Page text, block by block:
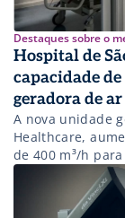
Destaques sobre o
Hospital de
capacidade
geradora de ar
A nova unidade
Healthcare,
de 400 m³/h
atender mais de
mesmo tempo.